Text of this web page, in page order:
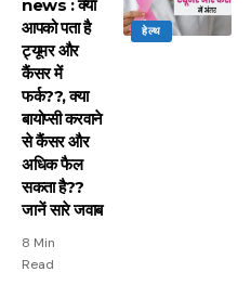
हेल्थ
news : क्या
आपको पता है
ट्यूमर और
कैंसर में
फर्क??, क्या
बायोप्सी करवाने
से कैंसर और
अधिक फैल
सकता है??
जानें सारे जवाब
8 Min
Read